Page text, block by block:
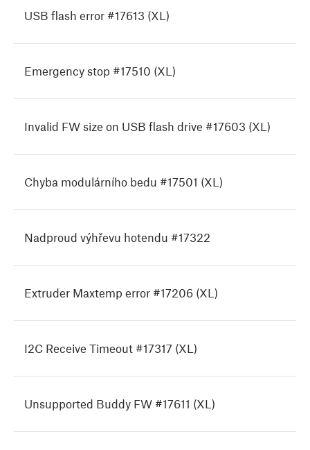
USB flash error #17613 (XL)
Emergency stop #17510 (XL)
Invalid FW size on USB flash drive #17603 (XL)
Chyba modulárního bedu #17501 (XL)
Nadproud výhřevu hotendu #17322
Extruder Maxtemp error #17206 (XL)
I2C Receive Timeout #17317 (XL)
Unsupported Buddy FW #17611 (XL)